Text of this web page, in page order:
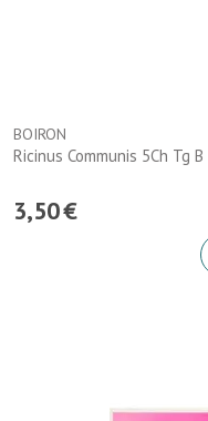
BOIRON
Ricinus Communis 5Ch Tg B
3,50€